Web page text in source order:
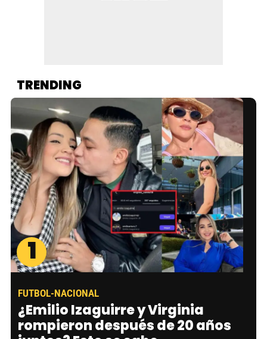
TRENDING
1
FUTBOL-NACIONAL
¿Emilio Izaguirre y Virginia
rompieron después de 20 años